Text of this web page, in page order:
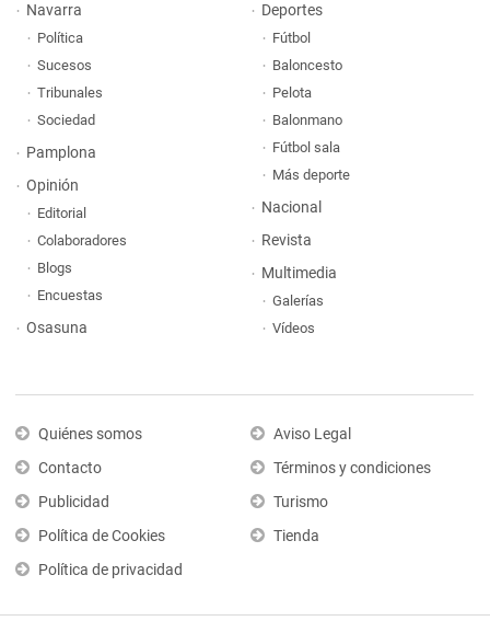
Navarra
Política
Sucesos
Tribunales
Sociedad
Pamplona
Opinión
Editorial
Colaboradores
Blogs
Encuestas
Osasuna
Deportes
Fútbol
Baloncesto
Pelota
Balonmano
Fútbol sala
Más deporte
Nacional
Revista
Multimedia
Galerías
Vídeos
Quiénes somos
Contacto
Publicidad
Política de Cookies
Política de privacidad
Aviso Legal
Términos y condiciones
Turismo
Tienda